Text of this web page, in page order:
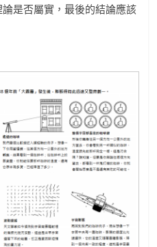
是否屬實，最後的結論應該